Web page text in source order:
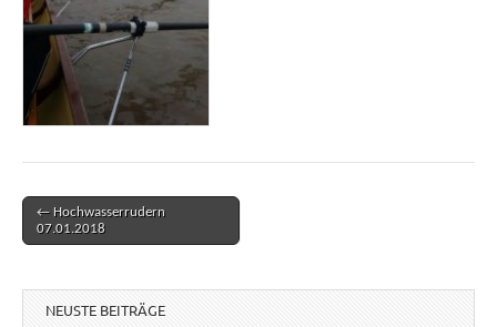
Post navigation
← Hochwasserrudern
07.01.2018
NEUSTE BEITRÄGE